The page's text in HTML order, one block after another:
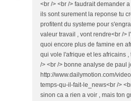
<br /> <br /> faudrait demander
ils sont surement la reponse tu
profitent du systeme pour
valeur travail , vont rendre<br />
quoi encore plus de famine en
qui vole l'afrique et les africains
/> <br /> bonne analyse de paul
http://www.dailymotion.com/
temps-qu-il-fait-le_news<br />
sinon ca a rien a voir , mais ton